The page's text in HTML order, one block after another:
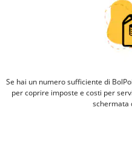
Se hai un numero sufficiente di
per coprire imposte e costi per
schermata